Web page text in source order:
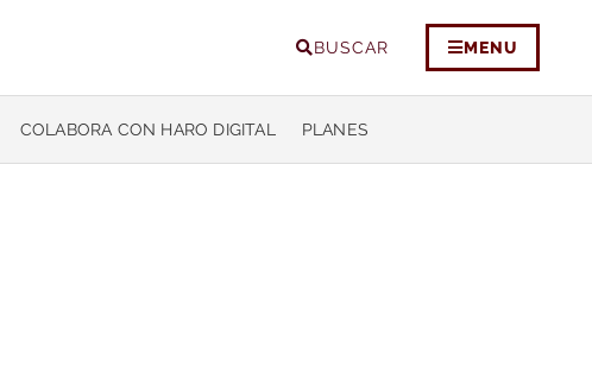
BUSCAR MENU
COLABORA CON HARO DIGITAL PLANES